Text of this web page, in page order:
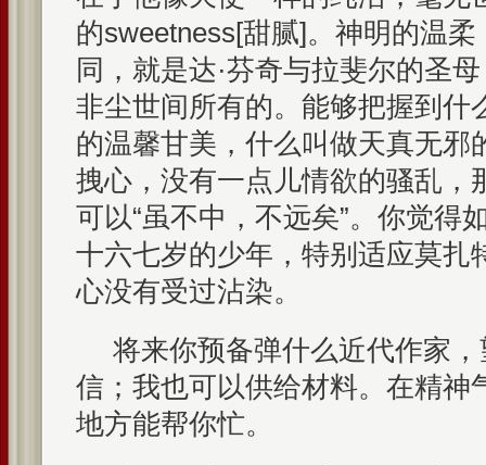
的sweetness[甜腻]。神明的温
同，就是达·芬奇与拉斐尔的圣
非尘世间所有的。能够把握到什
的温馨甘美，什么叫做天真无邪
拽心，没有一点儿情欲的骚乱，
可以“虽不中，不远矣”。你觉得
十六七岁的少年，特别适应莫扎
心没有受过沾染。
将来你预备弹什么近代作家
信；我也可以供给材料。在精神
地方能帮你忙。